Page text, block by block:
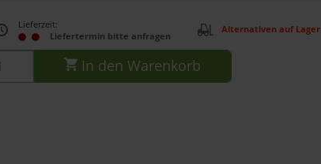
Lieferzeit:
Liefertermin bitte anfragen
Alternativen auf Lager
In den Warenkorb